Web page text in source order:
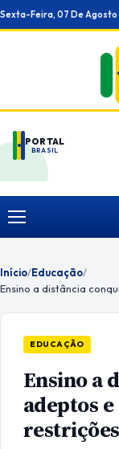
Ir
para
Sexta-Feira, 07 De Agosto
PORTAL
BRASIL
Menu
Início/Educação/
EDUCAÇÃO
Ensino a
adeptos
restrições